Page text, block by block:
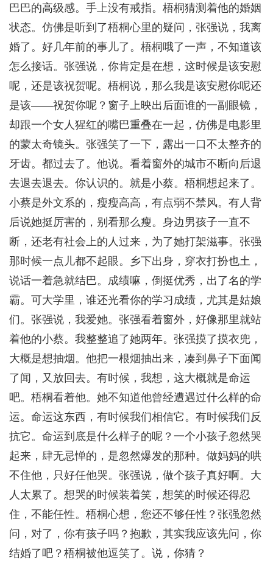
巴巴的高级感。手上没有戒指。梧桐猜测着他的婚姻
状态。仿佛是听到了梧桐心里的疑问，张强说，我离
婚了。好几年前的事儿了。梧桐哦了一声，不知道该
怎么接话。张强说，你肯定是在想，这时候是该安慰
呢，还是该祝贺呢。梧桐说，那么我是该安慰你呢还
是该——祝贺你呢？窗子上映出后面谁的一副眼镜，
却跟一个女人猩红的嘴巴重叠在一起，仿佛是电影里
的蒙太奇镜头。张强笑了一下，露出一口不太整齐的
牙齿。都过去了。他说。看着窗外的城市不断向后退
去退去退去。你认识的。就是小蔡。梧桐想起来了。
小蔡是外文系的，瘦瘦高高，有点弱不禁风。有人背
后说她挺厉害的，别看那么瘦。身边男孩子一直不
断，还老有社会上的人过来，为了她打架滋事。张强
那时候一点儿都不起眼。乡下出身，穿衣打扮也土，
说话一着急就结巴。成绩嘛，倒挺优秀，出了名的学
霸。可大学里，谁还光看你的学习成绩，尤其是姑娘
们。张强说，我爱她。张强看着窗外，好像那里就站
着他的小蔡。我整整追了她两年。张强摸了摸衣兜，
大概是想抽烟。他把一根烟抽出来，凑到鼻子下面闻
了闻，又放回去。有时候，我想，这大概就是命运
吧。梧桐看着他。她不知道他曾经遭遇过什么样的命
运。命运这东西，有时候我们相信它。有时候我们反
抗它。命运到底是什么样子的呢？一个小孩子忽然哭
起来，肆无忌惮的，是忽然爆发的那种。做妈妈的哄
不住他，只好任他哭。张强说，做个孩子真好啊。大
人太累了。想哭的时候装着笑，想笑的时候还得忍
住，不能任性。梧桐心想，您还不够任性？张强忽然
问，对了，你有孩子吗？抱歉，其实我应该先问，你
结婚了吧？梧桐被他逗笑了。说，你猜？